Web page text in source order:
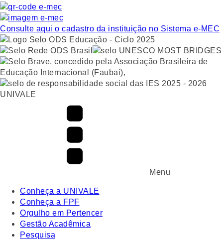
Consulte aqui o cadastro da instituição no Sistema e-MEC
UNIVALE
Menu
Conheça a UNIVALE
Conheça a FPF
Orgulho em Pertencer
Gestão Acadêmica
Pesquisa